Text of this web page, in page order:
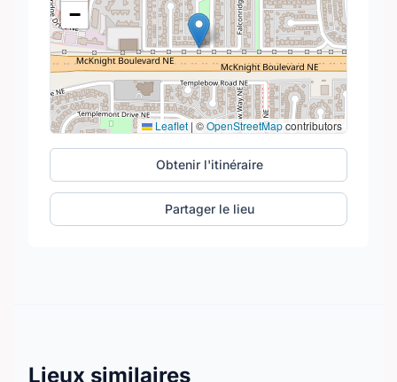
−
Leaflet | ©OpenStreetMapcontributors
Obtenir l'itinéraire
Partager le lieu
Lieux similaires